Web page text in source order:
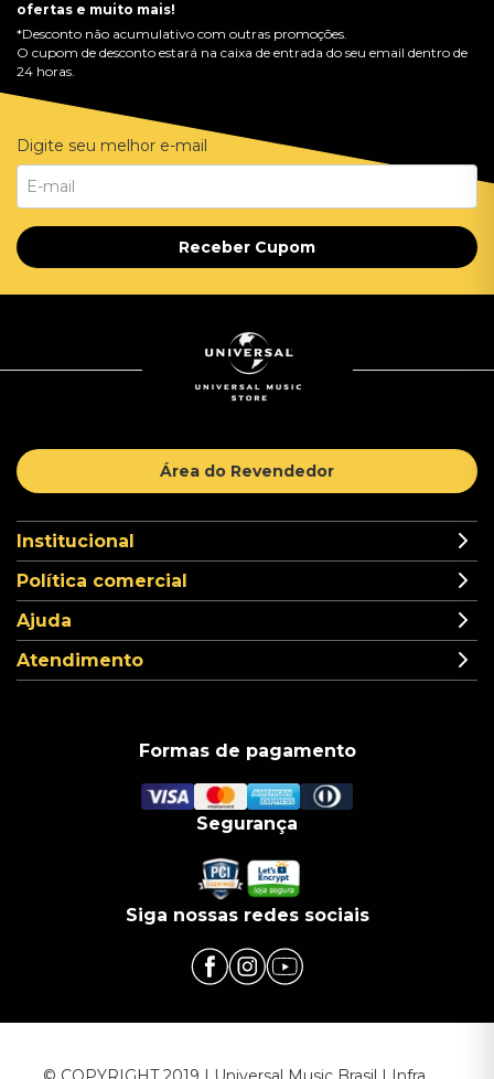
ofertas e muito mais!
*Desconto não acumulativo com outras promoções.
O cupom de desconto estará na caixa de entrada do seu email dentro de
24 horas.
Digite seu melhor e-mail
Receber Cupom
Área do Revendedor
Institucional
Política comercial
Ajuda
Atendimento
Formas de pagamento
Segurança
Siga nossas redes sociais